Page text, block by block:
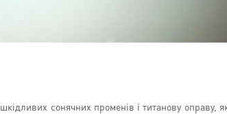
сонячних променів і титанову оправу,